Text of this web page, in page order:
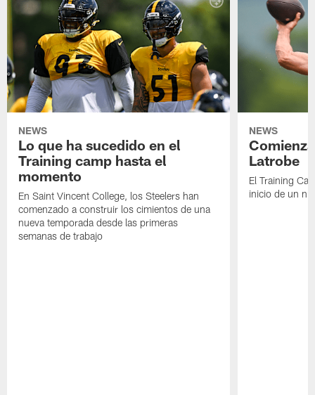
NEWS
Lo que ha sucedido en el
Training camp hasta el
momento
En Saint Vincent College, los Steelers han
comenzado a construir los cimientos de una
nueva temporada desde las primeras
semanas de trabajo
NEWS
Latrobe
El Training
inicio de un